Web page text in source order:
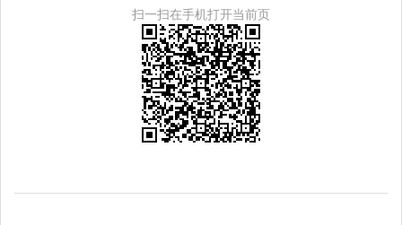
扫一扫在手机打开当前页